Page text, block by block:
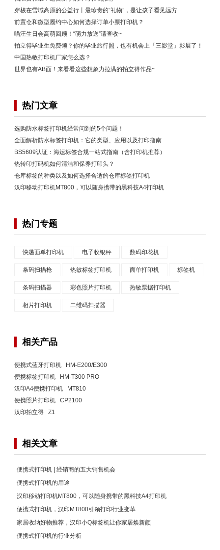
穿梭在雪域高原的公益行丨最珍贵的“礼物”，是让孩子看见远方
前置仓和微型履约中心如何选择订单小票打印机？
喵汪生日会高萌回顾！“萌力放送”请查收~
拍立得毕业生免费领？你的毕业旅行照，也有机会上「三影堂」影展了！
中国热敏打印机厂家怎么选？
世界也有AB面！来看看这些想象力拉满的拍立得作品~
热门文章
选购防水标签打印机经常问到的5个问题！
全面解析防水标签打印机：它的类型、应用以及打印指南
BS5609认证：海运标签合规一站式指南（含打印机推荐）
热转印打码机如何清洁和保养打印头？
仓库标签的种类以及如何选择合适的仓库标签打印机
汉印移动打印机MT800，可以随身携带的黑科技A4打印机
热门专题
快递面单打印机 电子收银秤 数码印花机
条码扫描枪 热敏标签打印机 面单打印机 标签机
条码扫描器 彩色照片打印机 热敏票据打印机
相片打印机 二维码扫描器
相关产品
便携式蓝牙打印机 HM-E200/E300
便携标签打印机 HM-T300 PRO
汉印A4便携打印机 MT810
便携照片打印机 CP2100
汉印拍立得 Z1
相关文章
便携式打印机 | 经销商的五大销售机会
便携式打印机的用途
汉印移动打印机MT800，可以随身携带的黑科技A4打印机
便携式打印机，汉印MT800引领打印行业变革
家居收纳好物推荐，汉印小Q标签机让你家居焕新颜
便携式打印机的行业分析